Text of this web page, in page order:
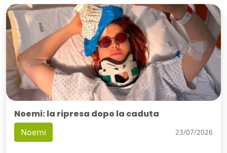
Noemi: la ripresa dopo la caduta
Noemi 23/07/2026